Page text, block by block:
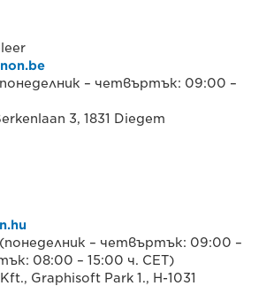
– четвъртък: 09:00 –
3, 1831 Diegem
– четвъртък: 09:00 –
08:00 – 15:00 ч. CET)
Graphisoft Park 1., H-1031